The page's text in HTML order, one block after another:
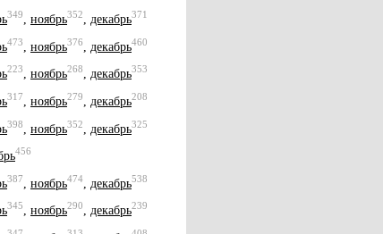
349, ноябрь352, декабрь371
473 ноябрь376 декабрь460
223, ноябрь268, декабрь353
317 ноябрь279 декабрь208
398 ноябрь352 декабрь325
456
387 ноябрь474 декабрь538
345, ноябрь290, декабрь239